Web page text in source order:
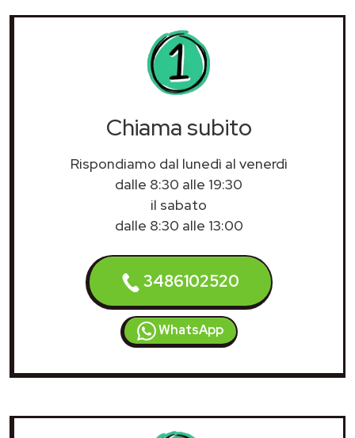
Chiama subito
Rispondiamo dal lunedì al venerdì
dalle 8:30 alle 19:30
il sabato
dalle 8:30 alle 13:00
3486102520
WhatsApp